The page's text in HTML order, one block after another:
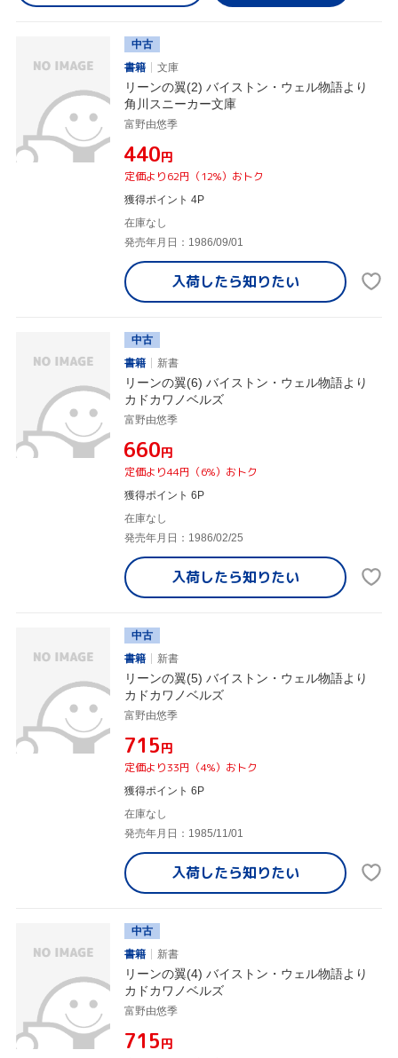
中古
書籍
文庫
リーンの翼(2) バイストン・ウェル物語より
角川スニーカー文庫
富野由悠季
¥440円
定価より62円（12%）おトク
獲得ポイント 4P
在庫なし
発売年月日：1986/09/01
入荷したら知りたい
中古
書籍
新書
リーンの翼(6) バイストン・ウェル物語より
カドカワノベルズ
富野由悠季
¥660円
定価より44円（6%）おトク
獲得ポイント 6P
在庫なし
発売年月日：1986/02/25
入荷したら知りたい
中古
書籍
新書
リーンの翼(5) バイストン・ウェル物語より
カドカワノベルズ
富野由悠季
¥715円
定価より33円（4%）おトク
獲得ポイント 6P
在庫なし
発売年月日：1985/11/01
入荷したら知りたい
中古
書籍
新書
リーンの翼(4) バイストン・ウェル物語より
カドカワノベルズ
富野由悠季
¥715円